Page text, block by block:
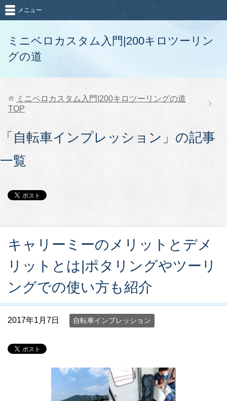
ミニベロカスタム入門|200キロツーリン
グの道
メニュー
ミニベロカスタム入門|200キロツーリングの道
TOP
「自転車インプレッション」の記事
一覧
キャリーミーのメリットとデメ
リットとは|ポタリングやツーリ
ングでの使い方も紹介
2017年1月7日 自転車インプレッション